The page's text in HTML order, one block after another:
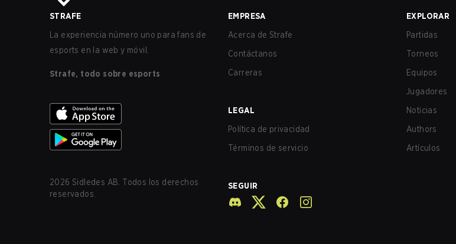
STRAFE
La experiencia número uno para fans de
esports en la web y móvil.
Strafe, todo sobre esports
2026 Sidledes AB. Todos los derechos
reservados.
EMPRESA
Acerca de Strafe
Contáctanos
Carreras
LEGAL
Política de privacidad
Términos de servicio
SEGUIR
EXPLORAR
Partidas
Torneos
Equipos
Jugadores
Noticias
Authors
Artículos